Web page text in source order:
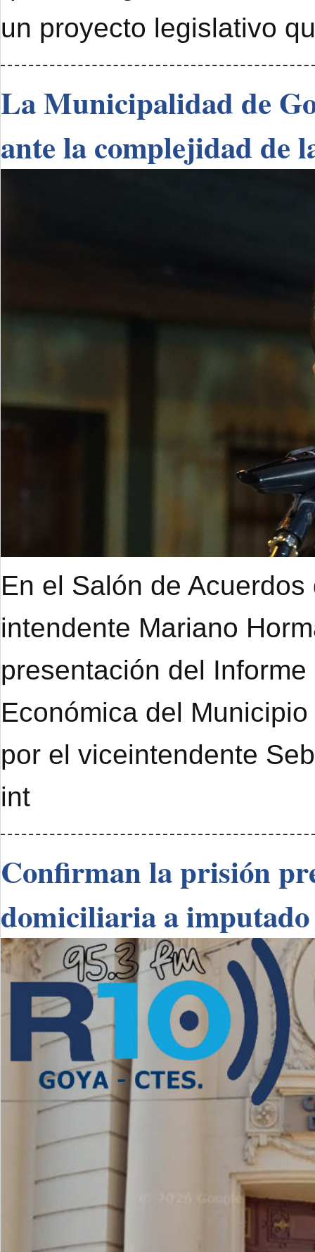
un proyecto legislativo
La Municipalidad de
ante la complejidad de
En el Salón de
intendente Mariano
presentación del
Económica del
por el viceintendente
int
Confirman la prisión
domiciliaria a